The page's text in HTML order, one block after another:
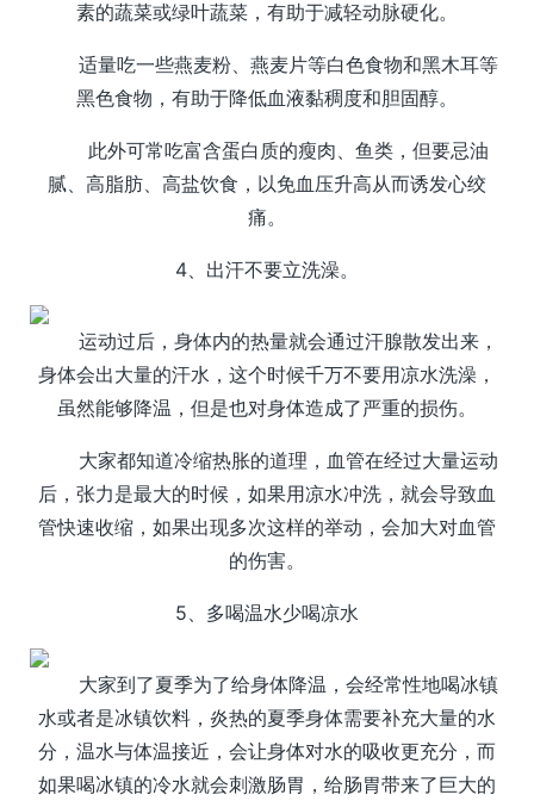
素的蔬菜或绿叶蔬菜，有助于减轻动脉硬化。
适量吃一些燕麦粉、燕麦片等白色食物和黑木耳等
黑色食物，有助于降低血液黏稠度和胆固醇。
此外可常吃富含蛋白质的瘦肉、鱼类，但要忌油
腻、高脂肪、高盐饮食，以免血压升高从而诱发心绞
痛。
4、出汗不要立洗澡。
运动过后，身体内的热量就会通过汗腺散发出来，
身体会出大量的汗水，这个时候千万不要用凉水洗澡，
虽然能够降温，但是也对身体造成了严重的损伤。
大家都知道冷缩热胀的道理，血管在经过大量运动
后，张力是最大的时候，如果用凉水冲洗，就会导致血
管快速收缩，如果出现多次这样的举动，会加大对血管
的伤害。
5、多喝温水少喝凉水
大家到了夏季为了给身体降温，会经常性地喝冰镇
水或者是冰镇饮料，炎热的夏季身体需要补充大量的水
分，温水与体温接近，会让身体对水的吸收更充分，而
如果喝冰镇的冷水就会刺激肠胃，给肠胃带来了巨大的